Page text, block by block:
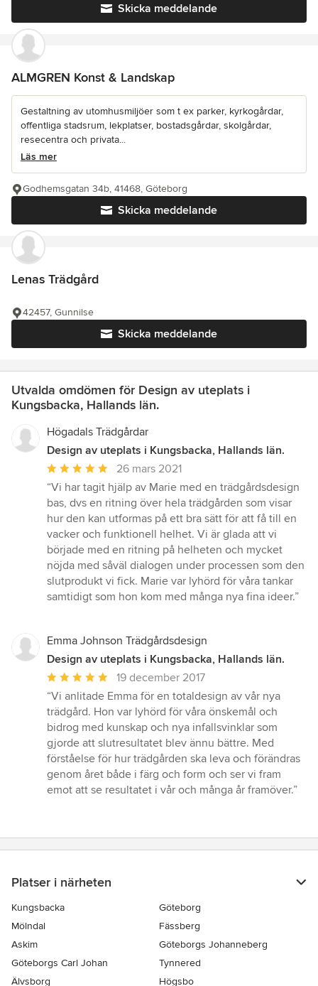
Skicka meddelande
ALMGREN Konst & Landskap
Gestaltning av utomhusmiljöer som t ex parker, kyrkogårdar,
offentliga stadsrum, lekplatser, bostadsgårdar, skolgårdar,
resecentra och privata...
Läs mer
Skicka meddelande
Godhemsgatan 34b, 41468, Göteborg
Lenas Trädgård
Skicka meddelande
42457, Gunnilse
Utvalda omdömen för Design av uteplats i
Kungsbacka, Hallands län.
Högadals Trädgårdar
Design av uteplats i Kungsbacka, Hallands län.
Genomsnittligt
omdöme:
5
av
5
stjärnor
26 mars 2021
“Vi har tagit hjälp av Marie med en trädgårdsdesign
bas, dvs en ritning över hela trädgården som visar
hur den kan utformas på ett bra sätt för att få till en
vacker och funktionell helhet. Vi är glada att vi
började med en ritning på helheten och mycket
nöjda med såväl dialogen under processen som den
slutprodukt vi fick. Marie var lyhörd för våra tankar
samtidigt som hon kom med många nya fina ideer.”
Emma Johnson Trädgårdsdesign
Design av uteplats i Kungsbacka, Hallands län.
Genomsnittligt
omdöme:
5
av
5
stjärnor
19 december 2017
“Vi anlitade Emma för en totaldesign av vår nya
trädgård. Hon var lyhörd för våra önskemål och
bidrog med kunskap och nya infallsvinklar som
gjorde att slutresultatet blev ännu bättre. Med
förståelse för hur trädgården ska leva och förändras
genom året både i färg och form och ser vi fram
emot att se resultatet i vår och många år framöver.”
Platser i närheten
Kungsbacka
Göteborg
Mölndal
Fässberg
Askim
Göteborgs Johanneberg
Göteborgs Carl Johan
Tynnered
Älvsborg
Högsbo